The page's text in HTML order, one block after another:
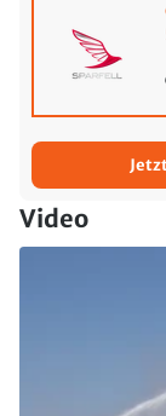
Video